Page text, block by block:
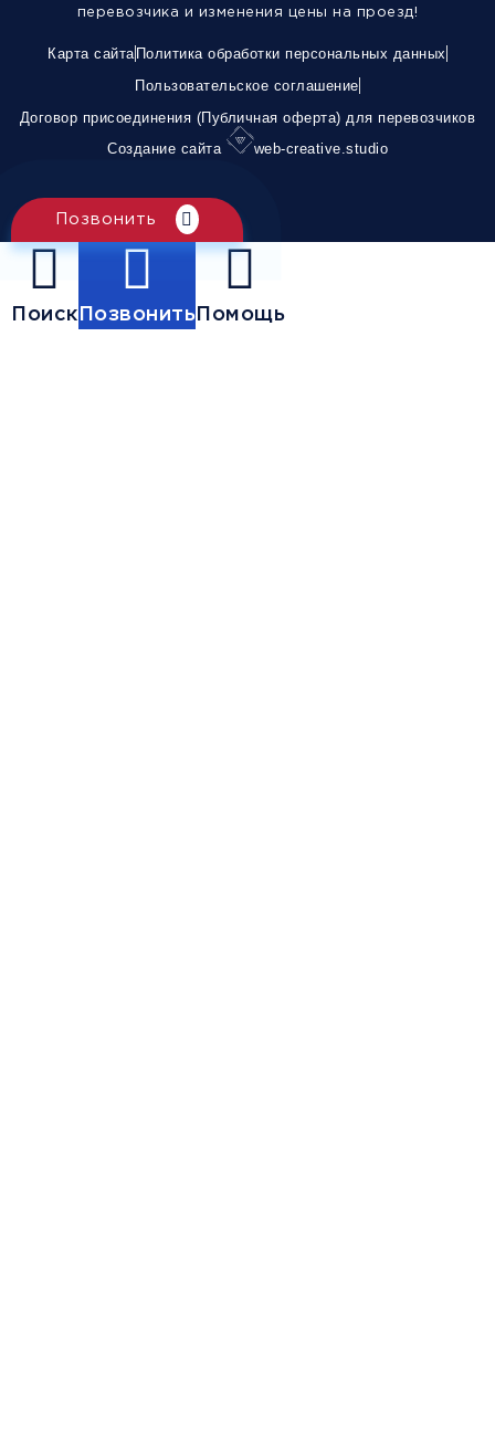
перевозчика и изменения цены на проезд!
Карта сайта Политика обработки персональных данных
Пользовательское соглашение
Договор присоединения (Публичная оферта) для перевозчиков
Создание сайта
web-creative.studio
Позвонить
ПоискПозвонитьПомощь